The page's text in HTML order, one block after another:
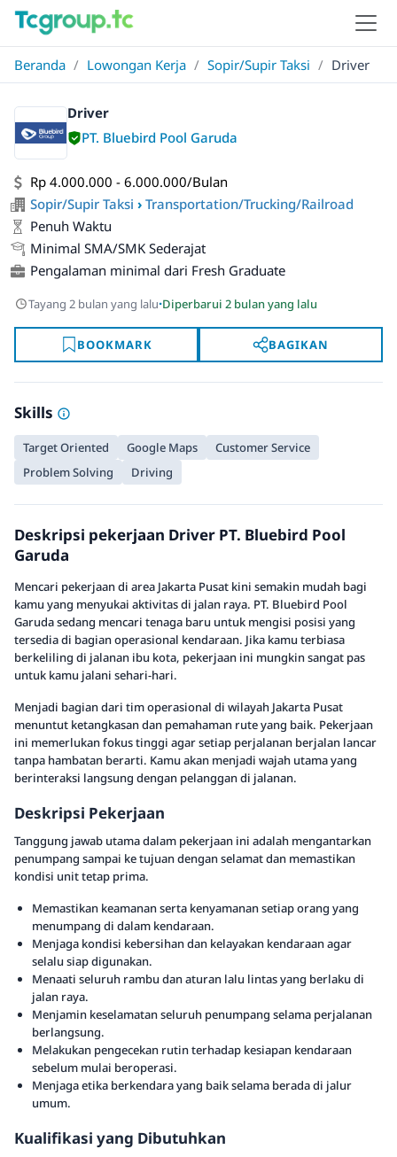
Beranda / Lowongan Kerja / Sopir/Supir Taksi / Driver
Driver
PT. Bluebird Pool Garuda
Rp 4.000.000 - 6.000.000/Bulan
Sopir/Supir Taksi › Transportation/Trucking/Railroad
Penuh Waktu
Minimal SMA/SMK Sederajat
Pengalaman minimal dari Fresh Graduate
Tayang 2 bulan yang lalu·Diperbarui 2 bulan yang lalu
BOOKMARK BAGIKAN
Skills
Target Oriented Google Maps
Customer Service
Problem Solving
Driving
Deskripsi pekerjaan Driver PT. Bluebird Pool
Garuda
Mencari pekerjaan di area Jakarta Pusat kini semakin mudah bagi
kamu yang menyukai aktivitas di jalan raya. PT. Bluebird Pool
Garuda sedang mencari tenaga baru untuk mengisi posisi yang
tersedia di bagian operasional kendaraan. Jika kamu terbiasa
berkeliling di jalanan ibu kota, pekerjaan ini mungkin sangat pas
untuk kamu jalani sehari-hari.
Menjadi bagian dari tim operasional di wilayah Jakarta Pusat
menuntut ketangkasan dan pemahaman rute yang baik. Pekerjaan
ini memerlukan fokus tinggi agar setiap perjalanan berjalan lancar
tanpa hambatan berarti. Kamu akan menjadi wajah utama yang
berinteraksi langsung dengan pelanggan di jalanan.
Deskripsi Pekerjaan
Tanggung jawab utama dalam pekerjaan ini adalah mengantarkan
penumpang sampai ke tujuan dengan selamat dan memastikan
kondisi unit tetap prima.
Memastikan keamanan serta kenyamanan setiap orang yang
menumpang di dalam kendaraan.
Menjaga kondisi kebersihan dan kelayakan kendaraan agar
selalu siap digunakan.
Menaati seluruh rambu dan aturan lalu lintas yang berlaku di
jalan raya.
Menjamin keselamatan seluruh penumpang selama perjalanan
berlangsung.
Melakukan pengecekan rutin terhadap kesiapan kendaraan
sebelum mulai beroperasi.
Menjaga etika berkendara yang baik selama berada di jalur
umum.
Kualifikasi yang Dibutuhkan